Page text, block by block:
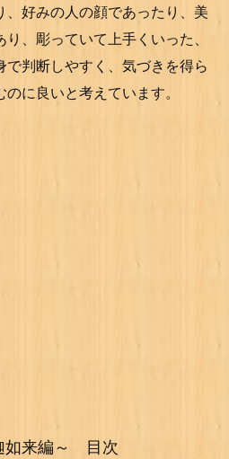
好みの人の顔であったり、美
、彫っていて上手くいった、
判断しやすく、気づきを得ら
に良いと考えています。
如来編～ 目次